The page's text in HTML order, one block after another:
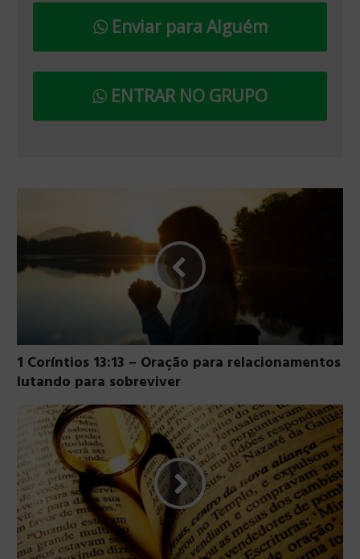
Enviar para Alguém
ENTRAR NO GRUPO
1 Coríntios 13:13 – Oração para relacionamentos
lutando para sobreviver